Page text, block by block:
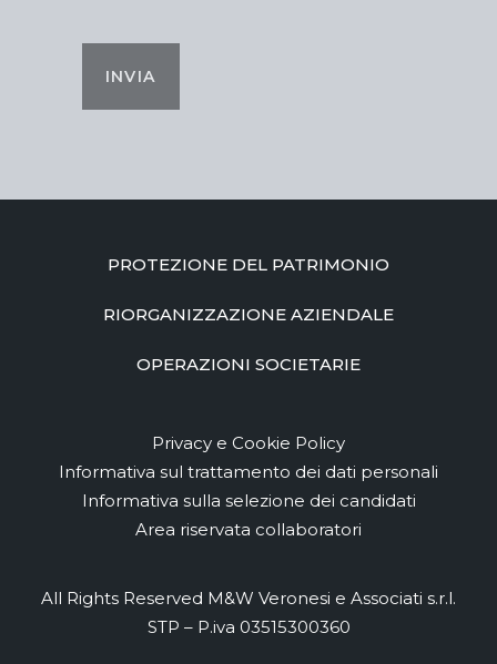
INVIA
PROTEZIONE DEL PATRIMONIO
RIORGANIZZAZIONE AZIENDALE
OPERAZIONI SOCIETARIE
Privacy e Cookie Policy
Informativa sul trattamento dei dati personali
Informativa sulla selezione dei candidati
Area riservata collaboratori
All Rights Reserved M&W Veronesi e Associati s.r.l.
STP – P.iva 03515300360